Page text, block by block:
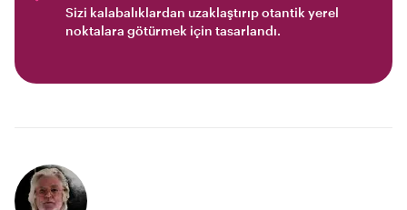
Sizi kalabalıklardan uzaklaştırıp otantik yerel
noktalara götürmek için tasarlandı.